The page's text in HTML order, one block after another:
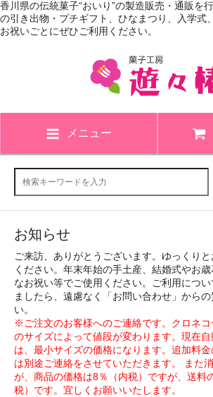
香川県の伝統菓子“おいり”の製造販売・通販を
の引き出物・プチギフト、ひなまつり、入学式
お祝いごとにぜひご利用ください。
メニュー
お知らせ
ご来訪、ありがとうございます。ゆっくり
ください。年末年始の手土産、結婚式やお
なお祝い等でご使用ください。ご利用につ
ましたら、遠慮なく「お問い合わせ」から
い。
※ご注文のお客様へのご連絡です。クロネ
のサイズによって値段が変わります。現在
は、最小サイズの価格になります。追加料
は別途ご連絡をさせていただきます。 また
が、商品の価格は8％（内税）ですが、送料
税）です。宜しくお願いいたします。